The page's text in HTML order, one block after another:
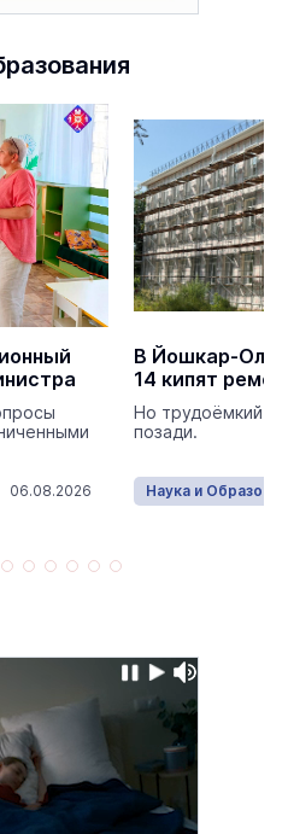
06.08.2026
В Йошкар-Оле
14 кипят
Но трудоёмкий
позади.
Наука и